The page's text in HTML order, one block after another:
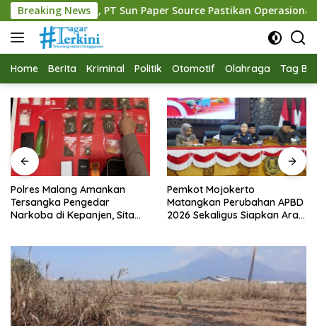
Langsung
ke
konten
Breaking News
Paper Source Pastikan Operasional Berjalan Normal
Home Berita Kriminal Politik Otomotif Olahraga Tag
Polres Malang Amankan
Tersangka Pengedar
Narkoba di Kepanjen, Sita
Pemkot Mojokerto
Matangkan Perubahan APBD
2026 Sekaligus Siapkan Arah